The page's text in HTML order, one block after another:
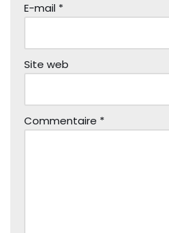
E-mail *
Site web
Commentaire *